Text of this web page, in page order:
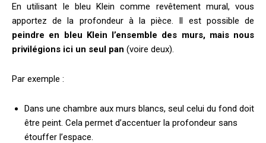
En utilisant le bleu Klein comme revêtement mural, vous
apportez de la profondeur à la pièce. Il est possible de
peindre en bleu Klein l’ensemble des murs, mais nous
privilégions ici un seul pan (voire deux).
Par exemple :
Dans une chambre aux murs blancs, seul celui du fond doit
être peint. Cela permet d’accentuer la profondeur sans
étouffer l’espace.